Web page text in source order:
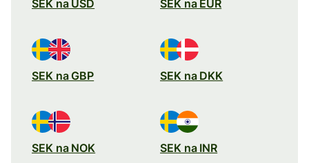
SEK na USD SEK na EUR
SEK na GBP SEK na DKK
SEK na NOK SEK na INR